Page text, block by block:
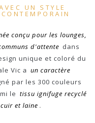
UN STYLE
conçu pour les lounges,
d'attente dans
unique et coloré du
Vic a un caractère
par les 300 couleurs
le tissu ignifuge recyclé
et laine .